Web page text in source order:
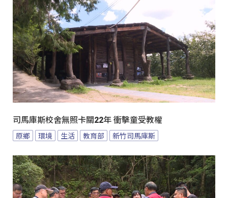
司馬庫斯校舍無照卡關22年 衝擊童受教權
原鄉 環境 生活 教育部 新竹司馬庫斯